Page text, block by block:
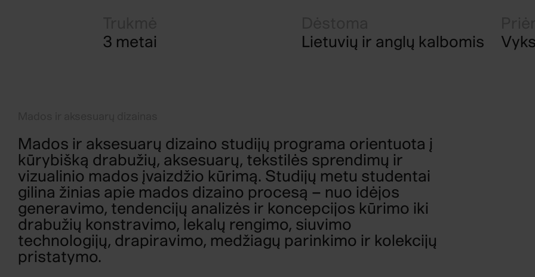
3 metai
Lietuvių ir anglų kalbomis
Mados ir aksesuarų dizaino studijų programa orientuota į
kūrybišką drabužių, aksesuarų, tekstilės sprendimų ir
vizualinio mados įvaizdžio kūrimą. Studijų metu studentai
gilina žinias apie mados dizaino procesą – nuo idėjos
generavimo, tendencijų analizės ir koncepcijos kūrimo iki
drabužių konstravimo, lekalų rengimo, siuvimo
technologijų, drapiravimo, medžiagų parinkimo ir kolekcijų
pristatymo.